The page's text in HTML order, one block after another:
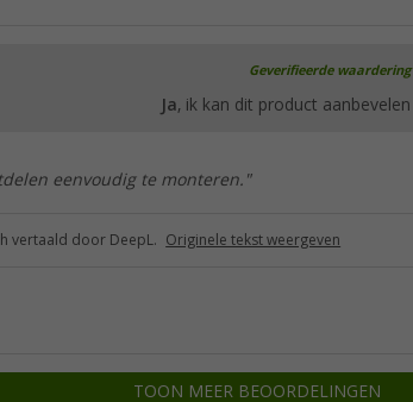
Geverifieerde waardering
Ja, ik kan dit product aanbevelen
eenvoudig te monteren."
vertaald door DeepL. Originele tekst weergeven
TOON MEER BEOORDELINGEN